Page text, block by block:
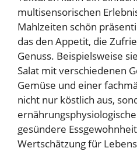
multisensorischen
Mahlzeiten schön
das den Appetit, die
Genuss. Beispielsweise
Salat mit verschiedenen
Gemüse und einer
nicht nur köstlich aus,
gesündere
Wertschätzung für